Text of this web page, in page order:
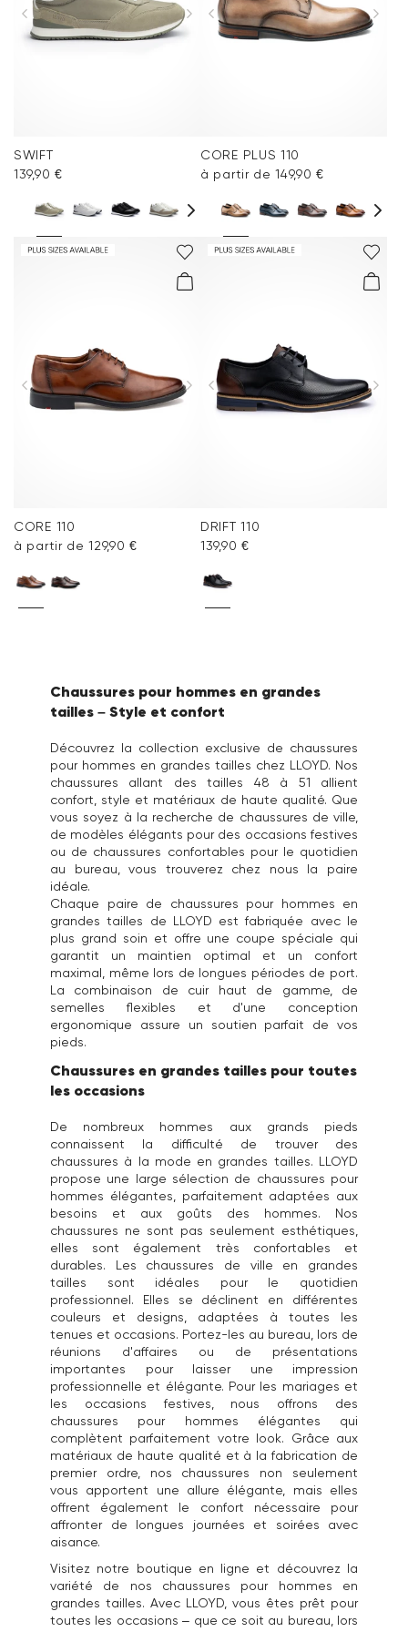
SWIFT
139,90 €
CORE PLUS 110
à partir de 149,90 €
CORE 110
à partir de 129,90 €
DRIFT 110
139,90 €
Chaussures pour hommes en grandes
tailles – Style et confort
Découvrez la collection exclusive de chaussures
pour hommes en grandes tailles chez LLOYD. Nos
chaussures allant des tailles 48 à 51 allient
confort, style et matériaux de haute qualité. Que
vous soyez à la recherche de chaussures de ville,
de modèles élégants pour des occasions festives
ou de chaussures confortables pour le quotidien
au bureau, vous trouverez chez nous la paire
idéale.
Chaque paire de chaussures pour hommes en
grandes tailles de LLOYD est fabriquée avec le
plus grand soin et offre une coupe spéciale qui
garantit un maintien optimal et un confort
maximal, même lors de longues périodes de port.
La combinaison de cuir haut de gamme, de
semelles flexibles et d'une conception
ergonomique assure un soutien parfait de vos
pieds.
Chaussures en grandes tailles pour toutes
les occasions
De nombreux hommes aux grands pieds
connaissent la difficulté de trouver des
chaussures à la mode en grandes tailles. LLOYD
propose une large sélection de chaussures pour
hommes élégantes, parfaitement adaptées aux
besoins et aux goûts des hommes. Nos
chaussures ne sont pas seulement esthétiques,
elles sont également très confortables et
durables. Les chaussures de ville en grandes
tailles sont idéales pour le quotidien
professionnel. Elles se déclinent en différentes
couleurs et designs, adaptées à toutes les
tenues et occasions. Portez-les au bureau, lors de
réunions d'affaires ou de présentations
importantes pour laisser une impression
professionnelle et élégante. Pour les mariages et
les occasions festives, nous offrons des
chaussures pour hommes élégantes qui
complètent parfaitement votre look. Grâce aux
matériaux de haute qualité et à la fabrication de
premier ordre, nos chaussures non seulement
vous apportent une allure élégante, mais elles
offrent également le confort nécessaire pour
affronter de longues journées et soirées avec
aisance.
Visitez notre boutique en ligne et découvrez la
variété de nos chaussures pour hommes en
grandes tailles. Avec LLOYD, vous êtes prêt pour
toutes les occasions – que ce soit au bureau, lors